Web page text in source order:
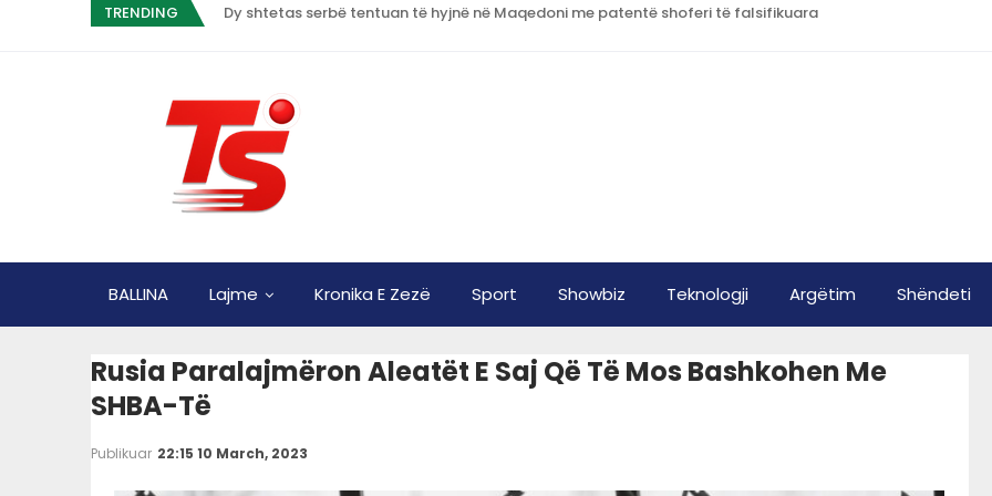
TRENDING Dy shtetas serbë tentuan të hyjnë në Maqedoni me patentë shoferi të falsifikuara
BALLINA Lajme Kronika E Zezë Sport Showbiz Teknologji Argëtim Shëndeti
Rusia Paralajmëron Aleatët E Saj Që Të Mos Bashkohen Me
SHBA-Të
Publikuar 22:15 10 March, 2023